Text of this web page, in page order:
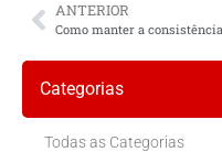
ANTERIOR
Categorias
Todas as Categorias